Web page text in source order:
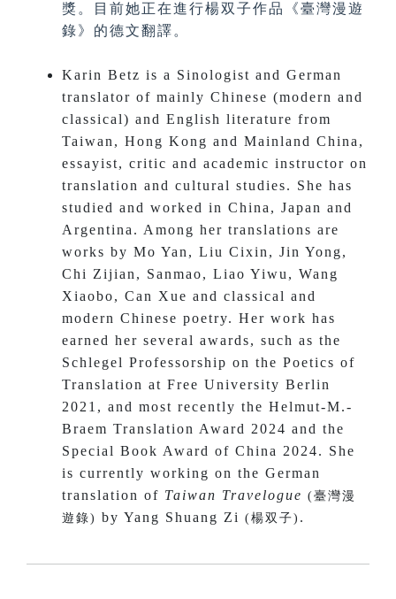
獎。目前她正在進行楊双子作品《臺灣漫遊
錄》的德文翻譯。
Karin Betz is a Sinologist and German
translator of mainly Chinese (modern and
classical) and English literature from
Taiwan, Hong Kong and Mainland China,
essayist, critic and academic instructor on
translation and cultural studies. She has
studied and worked in China, Japan and
Argentina. Among her translations are
works by Mo Yan, Liu Cixin, Jin Yong,
Chi Zijian, Sanmao, Liao Yiwu, Wang
Xiaobo, Can Xue and classical and
modern Chinese poetry. Her work has
earned her several awards, such as the
Schlegel Professorship on the Poetics of
Translation at Free University Berlin
2021, and most recently the Helmut-M.-
Braem Translation Award 2024 and the
Special Book Award of China 2024. She
is currently working on the German
translation of Taiwan Travelogue (臺灣漫
遊錄) by Yang Shuang Zi (楊双子) .